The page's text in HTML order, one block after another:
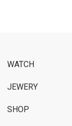
WATCH
JEWERY
SHOP